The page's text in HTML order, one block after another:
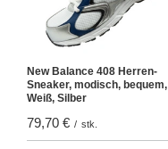
New Balance 408 Herren-
Sneaker, modisch, bequem,
Weiß, Silber
79,70 € / stk.